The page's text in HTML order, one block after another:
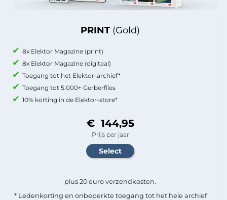
PRINT (Gold)
8x Elektor Magazine (print)
8x Elektor Magazine (digitaal)
Toegang tot het Elektor-archief*
Toegang tot 5.000+ Gerberfiles
10% korting in de Elektor-store*
€ 144,95
Prijs per jaar
plus 20 euro verzendkosten.
* Ledenkorting en onbeperkte toegang tot het hele archief